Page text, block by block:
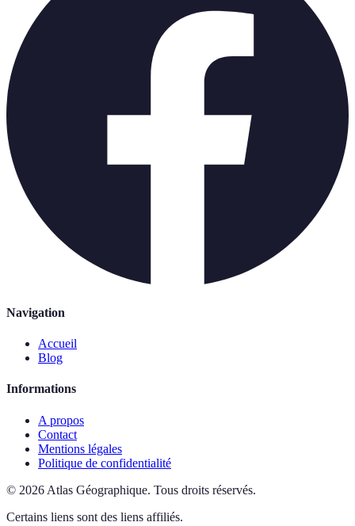
Navigation
Accueil
Blog
Informations
A propos
Contact
Mentions légales
Politique de confidentialité
© 2026 Atlas Géographique. Tous droits réservés.
Certains liens sont des liens affiliés.